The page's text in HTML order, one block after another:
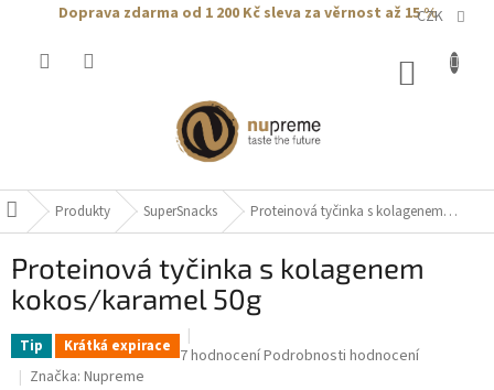
Doprava zdarma od 1 200 Kčsleva za věrnost až 15 %
CZK
DomůProdukty SuperSnacks
Proteinová tyčinka s kolagenem
kokos/karamel 50g
Proteinová tyčinka s kolagenem
kokos/karamel 50g
Tip Krátká expirace Průměrné
7 hodnoceníPodrobnosti hodnocení
Značka: Nupreme